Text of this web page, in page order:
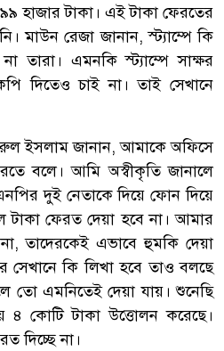
হাজার টাকা। এই টাকা ফেরতের
মাউন রেজা জানান, স্ট্যাম্পে কি
তারা। এমনকি স্ট্যাম্পে সাক্ষর
দিতেও চাই না। তাই সেখানে
ইসলাম জানান, আমাকে অফিসে
বলে। আমি অস্বীকৃতি জানালে
দুই নেতাকে দিয়ে ফোন দিয়ে
টাকা ফেরত দেয়া হবে না। আমার
তাদেরকেই এভাবে হুমকি দেয়া
সেখানে কি লিখা হবে তাও বলছে
তো এমনিতেই দেয়া যায়। শুনেছি
৪ কোটি টাকা উত্তোলন করেছে।
দিচ্ছে না।